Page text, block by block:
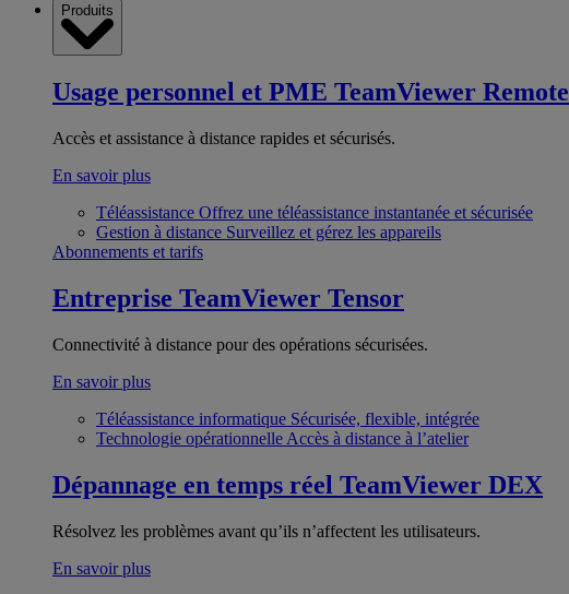
Produits
Usage personnel et PME TeamViewer Remote
Accès et assistance à distance rapides et sécurisés.
En savoir plus
Téléassistance Offrez une téléassistance instantanée et sécurisée
Gestion à distance Surveillez et gérez les appareils
Abonnements et tarifs
Entreprise TeamViewer Tensor
Connectivité à distance pour des opérations sécurisées.
En savoir plus
Téléassistance informatique Sécurisée, flexible, intégrée
Technologie opérationnelle Accès à distance à l’atelier
Dépannage en temps réel TeamViewer DEX
Résolvez les problèmes avant qu’ils n’affectent les utilisateurs.
En savoir plus